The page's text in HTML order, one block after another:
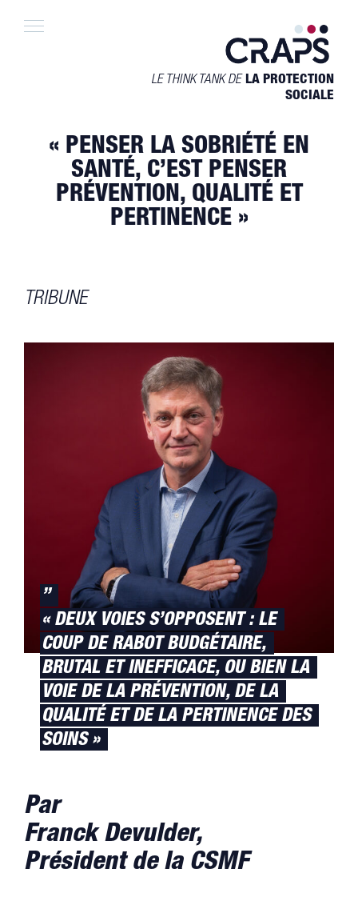
LE THINK TANK DE LA PROTECTION
SOCIALE
« PENSER LA SOBRIÉTÉ EN
SANTÉ, C’EST PENSER
PRÉVENTION, QUALITÉ ET
PERTINENCE »
TRIBUNE
”
« DEUX VOIES S’OPPOSENT : LE
COUP DE RABOT BUDGÉTAIRE,
BRUTAL ET INEFFICACE, OU BIEN LA
VOIE DE LA PRÉVENTION, DE LA
QUALITÉ ET DE LA PERTINENCE DES
SOINS »
Par
Franck Devulder,
Président de la CSMF